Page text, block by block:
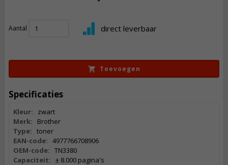
Aantal direct leverbaar
Toevoegen
Specificaties
Kleur:
zwart
Merk:
Brother
Type: toner
EAN-code: 4977766708906
OEM-code: TN3380
Capaciteit: ± 8.000 pagina's